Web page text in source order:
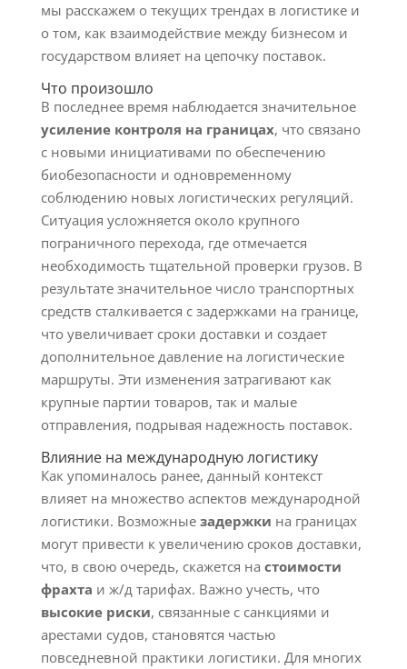
мы расскажем о текущих трендах в логистике и
о том, как взаимодействие между бизнесом и
государством влияет на цепочку поставок.
Что произошло
В последнее время наблюдается значительное
усиление контроля на границах, что связано
с новыми инициативами по обеспечению
биобезопасности и одновременному
соблюдению новых логистических регуляций.
Ситуация усложняется около крупного
пограничного перехода, где отмечается
необходимость тщательной проверки грузов. В
результате значительное число транспортных
средств сталкивается с задержками на границе,
что увеличивает сроки доставки и создает
дополнительное давление на логистические
маршруты. Эти изменения затрагивают как
крупные партии товаров, так и малые
отправления, подрывая надежность поставок.
Влияние на международную логистику
Как упоминалось ранее, данный контекст
влияет на множество аспектов международной
логистики. Возможные задержки на границах
могут привести к увеличению сроков доставки,
что, в свою очередь, скажется на стоимости
фрахта и ж/д тарифах. Важно учесть, что
высокие риски, связанные с санкциями и
арестами судов, становятся частью
повседневной практики логистики. Для многих